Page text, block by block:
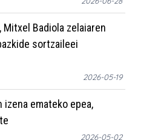
Mitxel Badiola zelaiaren
sortzaileei
2026-05-19
izena emateko epea,
2026-05-02